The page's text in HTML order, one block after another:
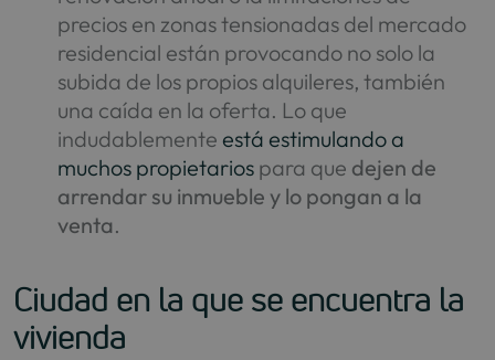
precios en zonas tensionadas del mercado
residencial están provocando no solo la
subida de los propios alquileres, también
una caída en la oferta. Lo que
indudablemente está estimulando a
muchos propietariospara que dejen de
arrendar su inmueble y lo pongan a la
venta.
Ciudad en la que se encuentra la
vivienda